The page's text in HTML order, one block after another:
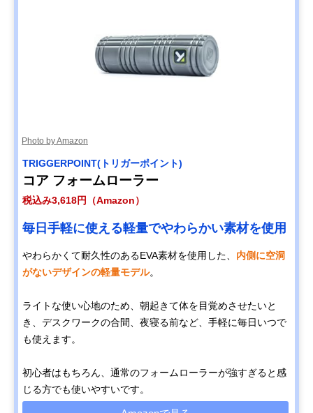
Photo by Amazon
TRIGGERPOINT(トリガーポイント)
コア フォームローラー
税込み3,618円（Amazon）
毎日手軽に使える軽量でやわらかい素材を使用
やわらかくて耐久性のあるEVA素材を使用した、 内側に空洞
がないデザインの軽量モデル。
ライトな使い心地のため、朝起きて体を目覚めさせたいと
き、デスクワークの合間、夜寝る前など、手軽に毎日いつで
も使えます。
初心者はもちろん、通常のフォームローラーが強すぎると感
じる方でも使いやすいです。